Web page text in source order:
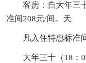
客房：自大年三
准间208元/间。天
凡入住特惠标准
大年三十（18：